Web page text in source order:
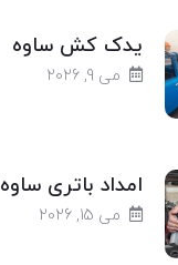
یدک کش ساوه
می 9, 2026
امداد باتری ساوه
می 15, 2026